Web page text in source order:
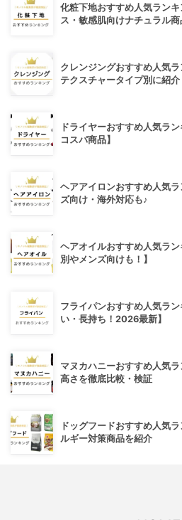
化粧下地おすすめ人気ラン
ス・敏感肌向けナチュラル商
クレンジングおすすめ人気
テクスチャータイプ別に紹介
ドライヤーおすすめ人気ラ
コスパ商品】
ヘアアイロンおすすめ人気
ズ向け・海外対応も♪
ヘアオイルおすすめ人気ラ
別やメンズ向けも！】
フライパンおすすめ人気ラ
い・長持ち！2026最新】
マヌカハニーおすすめ人気
高さを徹底比較・検証
ドッグフードおすすめ人気
ルギー対策商品を紹介